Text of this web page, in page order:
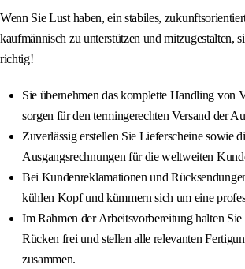
Wenn Sie Lust haben, ein stabiles,
kaufmännisch zu unterstützen und mitzugestalten,
richtig!
Sie übernehmen das komplette Handling von
sorgen für den termingerechten Versand der
Zuverlässig erstellen Sie Lieferscheine sowie
Ausgangsrechnungen für die weltweiten
Bei Kundenreklamationen und
kühlen Kopf und kümmern sich um eine
Im Rahmen der Arbeitsvorbereitung halten
Rücken frei und stellen alle relevanten
zusammen.